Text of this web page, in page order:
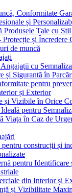
Conformitate
și
Produsele Tale cu
și Încredere
de muncă
cu
și Siguranță în
pentru
și Exterior
și Vizibile în Orice
pentru
Viața în Caz de
construcții și
pentru
din Interior și
și Vizibilitate